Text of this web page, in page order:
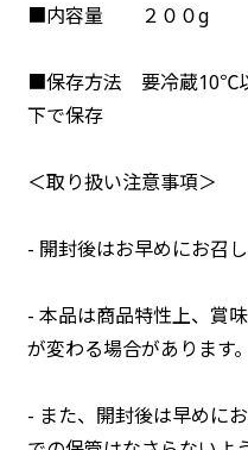
■内容量 ２００g
■保存方法 要冷蔵10℃
下で保存
＜取り扱い注意事項＞
- 開封後はお早めにお召
- 本品は商品特性上、賞
が変わる場合があります。
- また、開封後は早めに